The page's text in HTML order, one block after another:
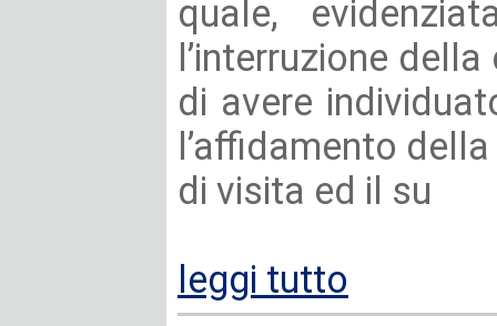
quale,
l’interruzione
di avere
l’affidamento
di visita ed il su
leggi tutto